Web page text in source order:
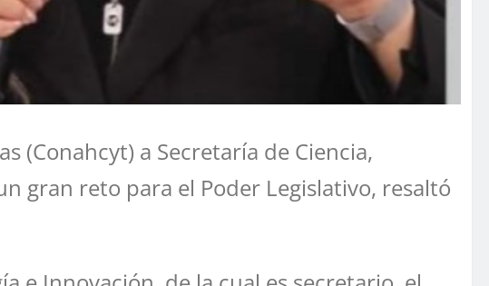
(Conahcyt) a Secretaría de Ciencia,
gran reto para el Poder Legislativo, resaltó